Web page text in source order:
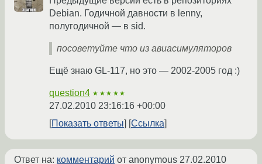
Debian. Годичной давности в lenny,
полугодичной — в sid.
посоветуйте что из авиасимуляторов
Ещё знаю GL-117, но это — 2002-2005 год :)
question4 ★★★★★
27.02.2010 23:16:16 +00:00
Показать ответы
Ссылка
Ответ на: комментарий от anonymous 27.02.2010